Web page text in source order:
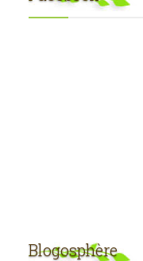
Blogosphère